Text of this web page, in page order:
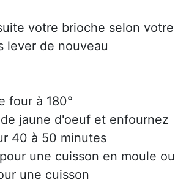
votre brioche selon votre
lever de nouveau
four à 180°
jaune d'oeuf et enfournez
40 à 50 minutes
une cuisson en moule ou
une cuisson